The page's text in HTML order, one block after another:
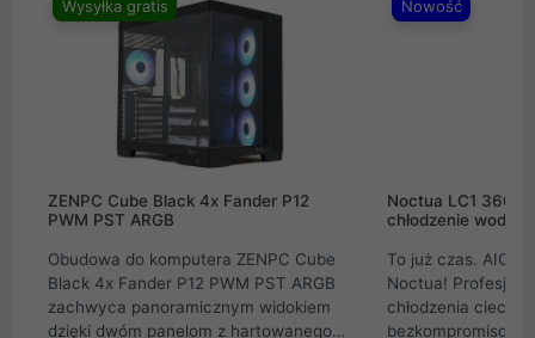
Wysyłka gratis
ZENPC Cube Black 4x Fander P12
PWM PST ARGB
Obudowa do komputera ZENPC Cube
Black 4x Fander P12 PWM PST ARGB
zachwyca panoramicznym widokiem
dzięki dwóm panelom z hartowanego
Nowość
Noctua LC1
chłodzenie wodne
To już czas. AIO
Noctua!
chłodzenia cieczą